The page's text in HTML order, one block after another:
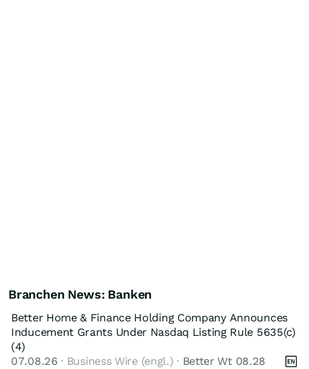
Branchen News: Banken
Better Home & Finance Holding Company Announces
Inducement Grants Under Nasdaq Listing Rule 5635(c)
(4)
07.08.26 · Business Wire (engl.) · Better Wt 08.28